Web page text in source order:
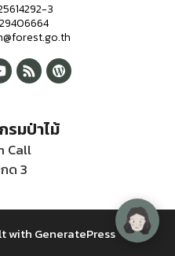
3
รมป่าไม้
Call
ด 3
with GeneratePress